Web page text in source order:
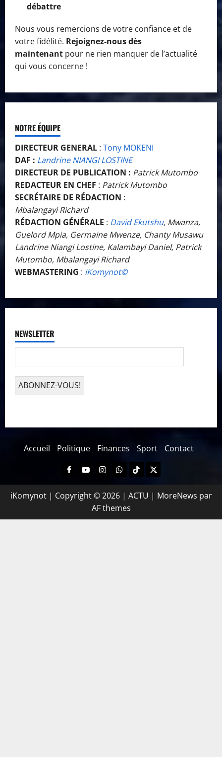
débattre
Nous vous remercions de votre confiance et de
votre fidélité. Rejoignez-nous dès
maintenant pour ne rien manquer de l’actualité
qui vous concerne !
NOTRE ÉQUIPE
DIRECTEUR GENERAL : Tony MOKENI
DAF : Landrine NIANGI LOSTINE
DIRECTEUR DE PUBLICATION : Patrick Mutombo
REDACTEUR EN CHEF : Patrick Mutombo
SECRÉTAIRE DE RÉDACTION :
Mbalangayi Richard
RÉDACTION GÉNÉRALE : David Ekutshu, Mwanza,
Guelord Mpia, Germaine Mwenze, Chanty Musawu
Landrine Niangi Lostine, Kalambayi Daniel, Patrick
Mutombo, Mbalangayi Richard
WEBMASTERING : iKomynot©️
NEWSLETTER
Accueil Politique Finances Sport Contact
iKomynot | Copyright © 2026 | ACTU | MoreNews par
AF themes